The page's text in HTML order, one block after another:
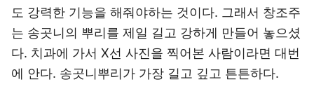
도 강력한 기능을 해줘야하는 것이다. 그래서 창조주
는 송곳니의 뿌리를 제일 길고 강하게 만들어 놓으셨
다. 치과에 가서 X선 사진을 찍어본 사람이라면 대번
에 안다. 송곳니뿌리가 가장 길고 깊고 튼튼하다.